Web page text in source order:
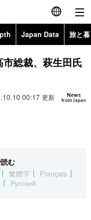
English
简体字
Русский
Japan Data 旅と
Topics
総裁、萩生田氏
News
from Japan
00:17 更新
む
繁體字
Français
Русский